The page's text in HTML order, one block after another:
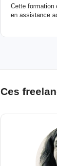
Cette formation
en assistance
Ces